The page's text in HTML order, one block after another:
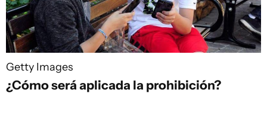
Getty Images
¿Cómo será aplicada la prohibición?